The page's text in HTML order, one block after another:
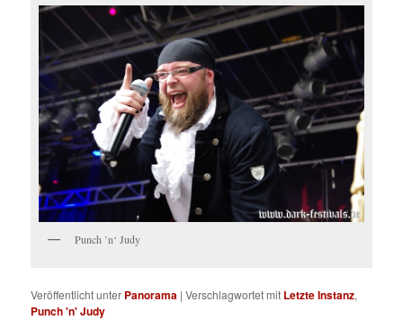
Punch ’n‘ Judy
Veröffentlicht unter Panorama |Verschlagwortet mit Letzte Instanz,
Punch 'n' Judy